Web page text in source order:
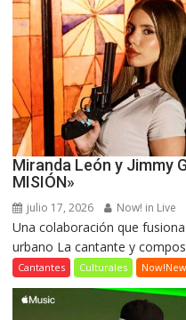
Miranda León y Jimmy
MISIÓN»
julio 17, 2026 Now! in Live
Una colaboración que
urbano La cantante y
Cantantes Culturales